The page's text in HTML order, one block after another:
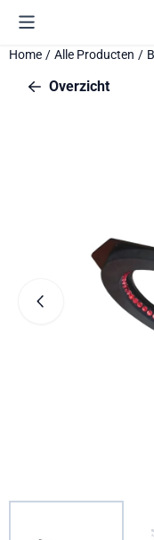
Cookievoorkeuren zijn
Home / Alle Producten /
Overzicht